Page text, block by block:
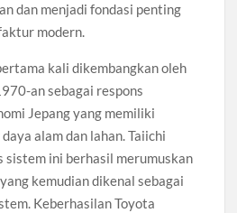
dan menjadi fondasi penting
modern.
kali dikembangkan oleh
an sebagai respons
Jepang yang memiliki
alam dan lahan. Taiichi
sistem ini berhasil merumuskan
kemudian dikenal sebagai
Keberhasilan Toyota